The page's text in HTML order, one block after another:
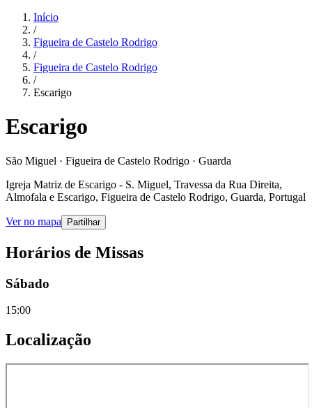
Início
/
Figueira de Castelo Rodrigo
/
Figueira de Castelo Rodrigo
/
Escarigo
Escarigo
São Miguel · Figueira de Castelo Rodrigo · Guarda
Igreja Matriz de Escarigo - S. Miguel, Travessa da Rua Direita,
Almofala e Escarigo, Figueira de Castelo Rodrigo, Guarda, Portugal
Ver no mapa Partilhar
Horários de Missas
Sábado
15:00
Localização